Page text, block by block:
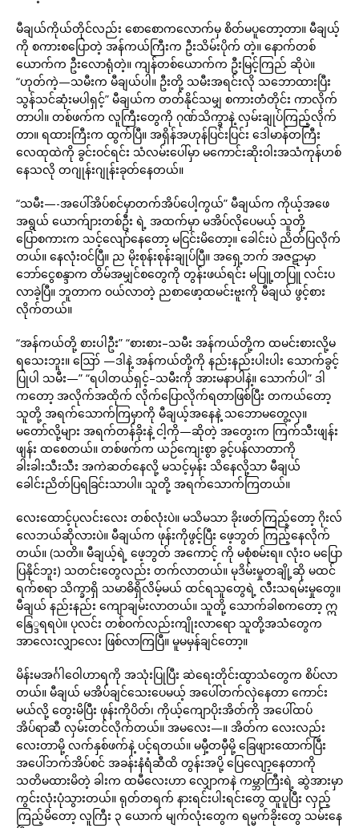
မီချယ်ကိုယ်တိုင်လည်း စောစောကလောက်မှ စိတ်မပူတော့တာ။ မီချယ့်
ကို စကားစပြောတဲ့ အန်ကယ်ကြီးက ဦးသိမ်းပိုက် တဲ့။ နောက်တစ်
ယောက်က ဦးလောရုံတဲ့။ ကျန်တစ်ယောက်က ဦးမြင့်ကြည် ဆိုပဲ။
“ဟုတ်ကဲ့—သမီးက မီချယ်ပါ။ ဦးတို့ သမီးအရင်းလို သဘောထားပြီး
သွန်သင်ဆုံးမပါရှင့်” မီချယ်က တတ်နိုင်သမျှ စကားတံတိုင်း ကာလိုက်
တာပါ။ တစ်ဖက်က လူကြီးတွေကို ဂုဏ်သိက္ခာနဲ့ လှမ်းချုပ်ကြည့်လိုက်
တာ။ ရထားကြီးက ထွက်ပြီ။ အရှိန်အဟုန်ပြင်းပြင်း ဒေါမာန်တကြီး
လေထုထဲကို ခွင်းဝင်ရင်း သံလမ်းပေါ်မှာ မကောင်းဆိုးဝါးအသံကုန်ဟစ်
နေသလို တဂျုန်းဂျုန်းခုတ်နေတယ်။
“သမီး—-အပေါ်အိပ်စင်မှာတက်အိပ်ပေါ့ကွယ်” မီချယ်က ကိုယ့်အဖေ
အရွယ် ယောက်ျားတစ်ဦး ရဲ့ အထက်မှာ မအိပ်လိုပေမယ့် သူတို့
ပြောစကားက သင့်လျော်နေတော့ မငြင်းမိတော့။ ခေါင်းပဲ ညိတ်ပြလိုက်
တယ်။ နေလုံးဝင်ပြီ။ ည မိုးစုန်းစုန်းချုပ်ပြီ။ အရှေ့ဘက် အဇဋာမှာ
ဘော်ငွေစန္ဒာက တိမ်အမျှင်စတွေကို တွန်းဖယ်ရင်း မပြူ့တပြူ လင်းပ
လာခဲ့ပြီ။ ဘူတာက ဝယ်လာတဲ့ ညစာဖော့ထမင်းဗူးကို မီချယ် ဖွင့်စား
လိုက်တယ်။
“အန်ကယ်တို့ စားပါဦး” “စားစား–သမီး အန်ကယ်တို့က ထမင်းစားလို့မ
ရသေးဘူး။ ဪ —ဒါနဲ့ အန်ကယ်တို့ကို နည်းနည်းပါးပါး သောက်ခွင့်
ပြုပါ သမီး—” “ရပါတယ်ရှင့်–သမီးကို အားမနာပါနဲ့။ သောက်ပါ” ဒါ
ကတော့ အလိုက်အထိုက် လိုက်ပြောလိုက်ရတာဖြစ်ပြီး တကယ်တော့
သူတို့ အရက်သောက်ကြမှာကို မီချယ့်အနေနဲ့ သဘောမတွေ့လှ။
မတော်လို့များ အရက်တန်ခိုးနဲ့ ငါ့ကို—ဆိုတဲ့ အတွေးက ကြက်သီးဖျန်း
ဖျန်း ထစေတယ်။ တစ်ဖက်က ယဉ်ကျေးစွာ ခွင့်ပန်လာတာကို
ခါးခါးသီးသီး အကဲဆတ်နေလို့ မသင့်မှန်း သိနေလို့သာ မီချယ်
ခေါင်းညိတ်ပြရခြင်းသာပါ။ သူတို့ အရက်သောက်ကြတယ်။
လေးထောင့်ပုလင်းလေး တစ်လုံးပဲ။ မသိမသာ ခိုးဖတ်ကြည့်တော့ ဂိုးလ်
လေဘယ်ဆိုလားပဲ။ မီချယ်က ဖုန်းကိုဖွင့်ပြီး ဖေ့ဘွတ် ကြည့်နေလိုက်
တယ်။ (သတိ။ မီချယ့်ရဲ့ ဖေ့ဘွတ် အကောင့် ကို မစုံစမ်းရ။ လုံးဝ မပြော
ပြနိုင်ဘူး) သတင်းတွေလည်း တက်လာတယ်။ မုဒိမ်းမှုတချို့ဆို မထင်
ရက်စရာ သိက္ခာရှိ သမာဓိရှိလိမ့်မယ် ထင်ရသူတွေရဲ့ လီးသရမ်းမှုတွေ။
မီချယ် နည်းနည်း ကျောချမ်းလာတယ်။ သူတို့ သောက်ခါစကတော့ ဣ
နြေ္ဒရရပဲ။ ပုလင်း တစ်ဝက်လည်းကျိုးလာရော သူတို့အသံတွေက
အာလေးလျှာလေး ဖြစ်လာကြပြီ။ မူမမှန်ချင်တော့။
မိန်းမအင်္ဂါဝေါဟာရကို အသုံးပြုပြီး ဆဲရေးတိုင်းထွာသံတွေက စိပ်လာ
တယ်။ မီချယ် မအိပ်ချင်သေးပေမယ့် အပေါ်တက်လှဲနေတာ ကောင်း
မယ်လို့ တွေးမိပြီး ဖုန်းကိုပိတ်၊ ကိုယ့်ကျောပိုးအိတ်ကို အပေါ်ထပ်
အိပ်ရာဆီ လှမ်းတင်လိုက်တယ်။ အမလေး—။ အိတ်က လေးလည်း
လေးတာမို့ လက်နှစ်ဖက်နဲ့ ပင့်ရတယ်။ မမှီ့တမှီမို့ ခြေဖျားထောက်ပြီး
အပေါ်ဘက်အိပ်စင် အခန်းနံရံဆီထိ တွန်းအပို့ ပြေလျော့နေတာကို
သတိမထားမိတဲ့ ခါးက ထမီလေးဟာ လျှောကနဲ ကမ္ဘာကြီးရဲ့ ဆွဲအားမှာ
ကွင်းလုံးပုံသွားတယ်။ ရုတ်တရက် နားရင်းပါးရင်းတွေ ထူပူပြီး လှည့်
ကြည့်မိတော့ လူကြီး ၃ ယောက် မျက်လုံးတွေက ရမ္မက်ခိုးတွေ သမ်းနေ